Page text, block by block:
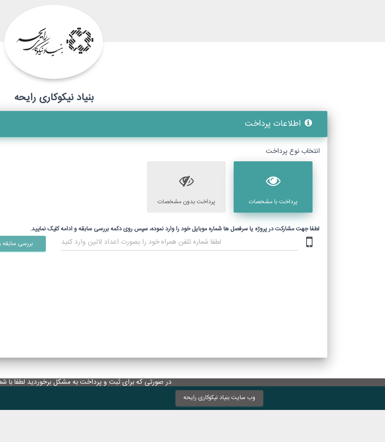
بنیاد نیکوکاری رایحه
اطلاعات پرداخت
انتخاب نوع پرداخت
پرداخت با مشخصات پرداخت بدون مشخصات
لطفا جهت مشارکت در پروژه یا سرفصل ها شماره موبایل خود را وارد نموده، سپس روی دکمه بررسی سابقه و ادامه کلیک نمایید.
در صورتی که برای ثبت و پرداخت به مشکل برخوردید لطفا با
وب سایت بنیاد نیکوکاری رایحه